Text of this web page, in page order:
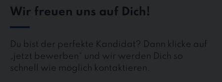
Wir freuen uns auf Dich!
Du bist der perfekte Kandidat? Dann klicke auf
„jetzt bewerben“ und wir werden Dich so
schnell wie möglich kontaktieren.